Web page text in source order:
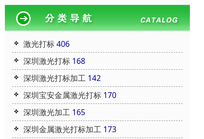
激光打标406
深圳激光打标 168
深圳激光打标加工 142
深圳宝安金属激光打标 170
深圳激光加工 165
深圳金属激光打标加工 173